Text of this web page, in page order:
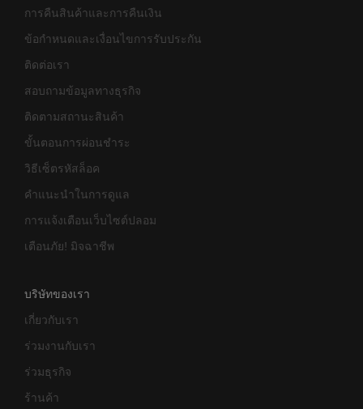
การคืนสินค้าและการคืนเงิน
ข้อกำหนดและเงื่อนไขการรับประกัน
ติดต่อเรา
สอบถามข้อมูลทางธุรกิจ
ติดตามสถานะสินค้า
ขั้นตอนการผ่อนชำระ
วิธีเซ็ตรหัสล็อค
คำแนะนำในการดูแล
การแจ้งเตือนเว็บไซต์ปลอม
เตือนภัย! มิจฉาชีพ
บริษัทของเรา
เกี่ยวกับเรา
ร่วมงานกับเรา
ร่วมธุรกิจ
ร้านค้า